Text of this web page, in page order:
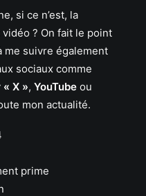
si ce n’est, la
? On fait le point
me suivre également
sociaux comme
X », YouTube ou
mon actualité.
prime